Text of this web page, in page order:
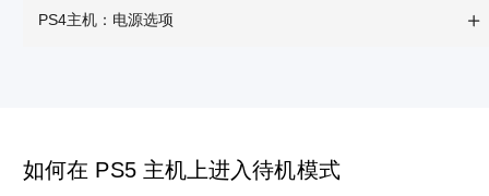
PS4主机：电源选项
如何在 PS5 主机上进入待机模式